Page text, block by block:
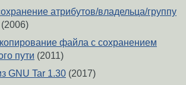
атрибутов/владельца/группу
(2006)
файла с сохранением
пути (2011)
GNU Tar 1.30 (2017)